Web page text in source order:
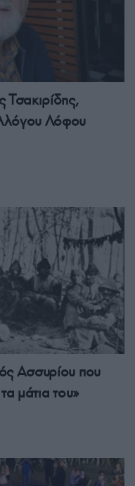
Τσακιρίδης,
Λόφου
Ασσυρίου που
μάτια του»